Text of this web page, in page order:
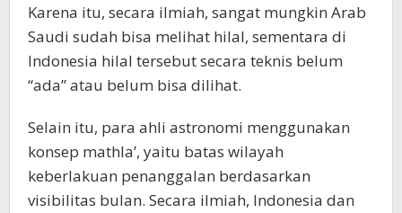
Karena itu, secara ilmiah, sangat mungkin Arab
Saudi sudah bisa melihat hilal, sementara di
Indonesia hilal tersebut secara teknis belum
“ada” atau belum bisa dilihat.
Selain itu, para ahli astronomi menggunakan
konsep mathla’, yaitu batas wilayah
keberlakuan penanggalan berdasarkan
visibilitas bulan. Secara ilmiah, Indonesia dan